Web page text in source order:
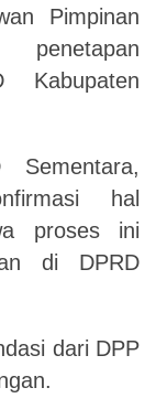
Pimpinan
Kabupaten
Sementara,
hal
proses ini
di DPRD
dari DPP